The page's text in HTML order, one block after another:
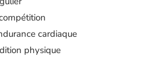
cardiaque
physique